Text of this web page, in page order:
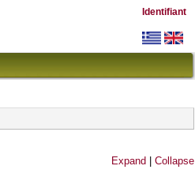
Identifiant
Expand Collapse